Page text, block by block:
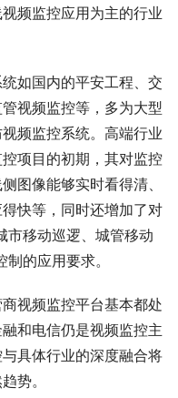
频监控应用为主的行业
如国内的平安工程、交
视频监控等，多为大型
频监控系统。高端行业
项目的初期，其对监控
图像能够实时看得清、
快等，同时还增加了对
市移动巡逻、城管移动
的应用要求。
视频监控平台基本都处
和电信仍是视频监控主
具体行业的深度融合将
势。